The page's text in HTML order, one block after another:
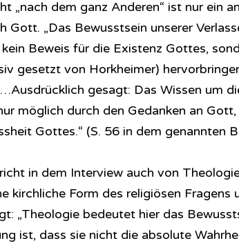
„nach dem ganz Anderen“ ist nur ein
Gott. „Das Bewusstsein unserer
Beweis für die Existenz Gottes,
gesetzt von Horkheimer)
gesagt: Das Wissen um
möglich durch den Gedanken an
Gottes.“ (S. 56 in dem genannten
in dem Interview auch von
kirchliche Form des religiösen Fragens
„Theologie bedeutet hier das
ist, dass sie nicht die absolute